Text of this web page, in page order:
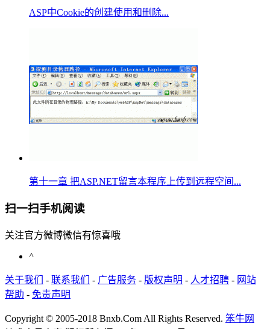
ASP中Cookie的创建使用和删除...
第十一章 把ASP.NET留言本程序上传到远程空间...
扫一扫手机阅读
关注官方微博微信有惊喜哦
^
关于我们 - 联系我们 - 广告服务 - 版权声明 - 人才招聘 - 网站
帮助 - 免责声明
Copyright © 2005-2018 Bnxb.Com All Rights Reserved. 笨牛网